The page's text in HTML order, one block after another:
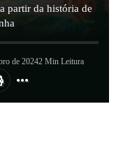
partir da história de
de 20242 Min Leitura